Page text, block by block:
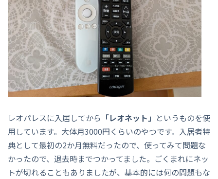
レオパレスに入居してから 「レオネット」 というものを使
用しています。大体月3000円くらいのやつです。入居者特
典として最初の2か月無料だったので、使ってみて問題な
かったので、退去時までつかってました。ごくまれにネッ
トが切れることもありましたが、基本的には何の問題もな